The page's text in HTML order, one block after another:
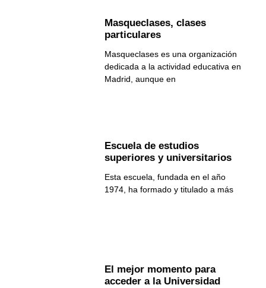
Masqueclases, clases
particulares
Masqueclases es una organización
dedicada a la actividad educativa en
Madrid, aunque en
Escuela de estudios
superiores y universitarios
Esta escuela, fundada en el año
1974, ha formado y titulado a más
El mejor momento para
acceder a la Universidad